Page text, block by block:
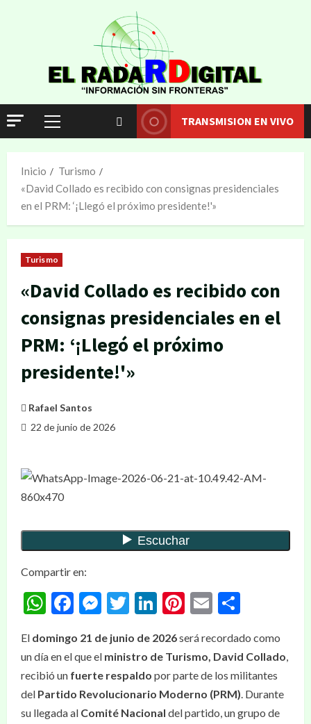
TRANSMISION EN VIVO
Inicio
Turismo
«David Collado es recibido con consignas presidenciales
en el PRM: ‘¡Llegó el próximo presidente!'»
Turismo
«David Collado es recibido con
consignas presidenciales en el
PRM: ‘¡Llegó el próximo
presidente!'»
Rafael Santos
22 de junio de 2026
Compartir en:
WhatsApp
Facebook
Messenger
Twitter
LinkedIn
Pinterest
Email
El domingo 21 de junio de 2026será recordado como
un día en el que el ministro de Turismo, David Collado,
recibió un fuerte respaldo por parte de los militantes
del Partido Revolucionario Moderno (PRM). Durante
su llegada al Comité Nacional del partido, un grupo de